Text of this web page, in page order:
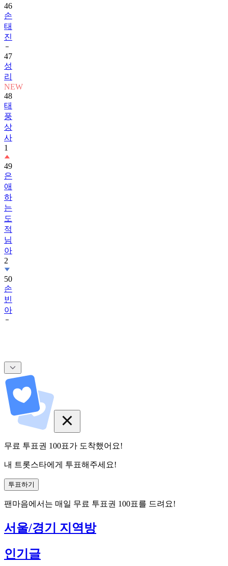
46
손
태
진
47
성
리
NEW
48
태
풍
상
사
1
49
은
애
하
는
도
적
님
아
2
50
손
빈
아
무료 투표권 100표가 도착했어요!
내 트롯스타에게 투표해주세요!
투표하기
팬마음에서는 매일 무료 투표권 100표를 드려요!
서울/경기 지역방
인기글